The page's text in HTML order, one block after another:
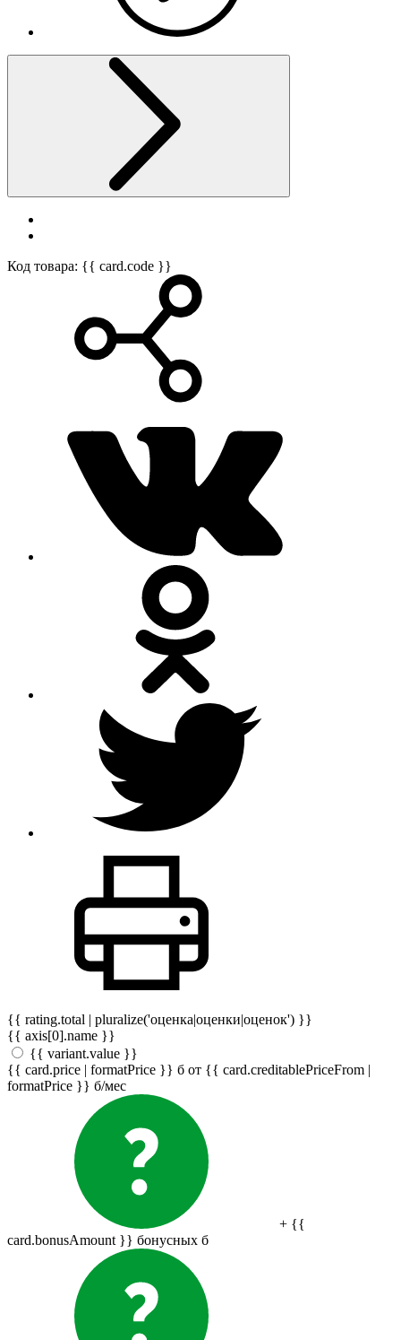
Код товара: {{ card.code }}
{{ rating.total | pluralize('оценка|оценки|оценок') }}
{{ axis[0].name }}
{{ variant.value }}
{{ card.price | formatPrice }} б от {{ card.creditablePriceFrom |
formatPrice }} б/мес
+ {{
card.bonusAmount }} бонусных б